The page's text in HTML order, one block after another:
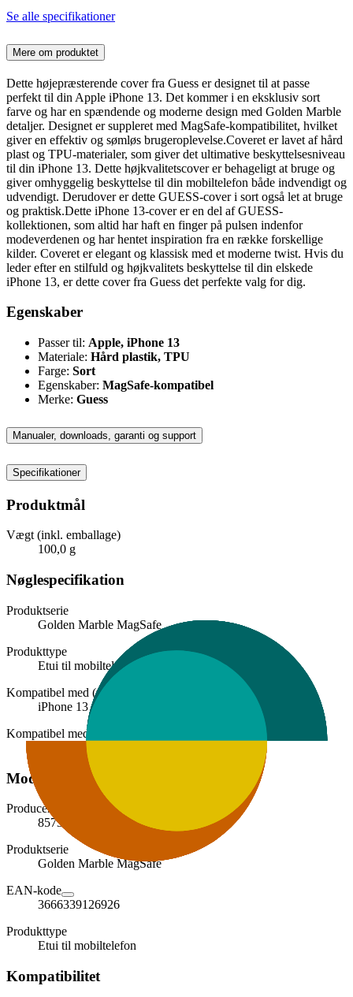
Se alle specifikationer
Mere om produktet
Dette højepræsterende cover fra Guess er designet til at passe
perfekt til din Apple iPhone 13. Det kommer i en eksklusiv sort
farve og har en spændende og moderne design med Golden Marble
detaljer. Designet er suppleret med MagSafe-kompatibilitet, hvilket
giver en effektiv og sømløs brugeroplevelse.Coveret er lavet af hård
plast og TPU-materialer, som giver det ultimative beskyttelsesniveau
til din iPhone 13. Dette højkvalitetscover er behageligt at bruge og
giver omhyggelig beskyttelse til din mobiltelefon både indvendigt og
udvendigt. Derudover er dette GUESS-cover i sort også let at bruge
og praktisk.Dette iPhone 13-cover er en del af GUESS-
kollektionen, som altid har haft en finger på pulsen indenfor
modeverdenen og har hentet inspiration fra en række forskellige
kilder. Coveret er elegant og klassisk med et moderne twist. Hvis du
leder efter en stilfuld og højkvalitets beskyttelse til din elskede
iPhone 13, er dette cover fra Guess det perfekte valg for dig.
Egenskaber
Passer til: Apple, iPhone 13
Materiale: Hård plastik, TPU
Farge: Sort
Egenskaber: MagSafe-kompatibel
Merke: Guess
Manualer, downloads, garanti og support
Specifikationer
Produktmål
Vægt (inkl. emballage)
100,0 g
Nøglespecifikation
Produktserie
Golden Marble MagSafe
Produkttype
Etui til mobiltelefon
Kompatibel med (model/serie)
iPhone 13
Kompatibel med (mærke)
Modelbeskrivelse
Producentens varenummer
85731
Produktserie
Golden Marble MagSafe
EAN-kode
3666339126926
Produkttype
Etui til mobiltelefon
Kompatibilitet